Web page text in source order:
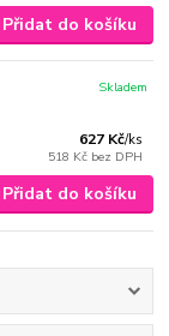
Přidat do košíku
627 Kč/ks
518 Kč bez DPH
Skladem
Přidat do košíku